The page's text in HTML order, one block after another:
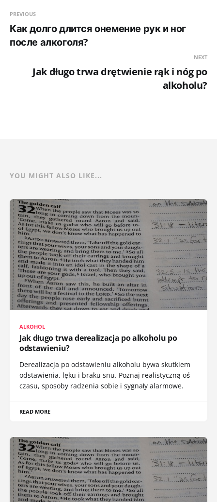
PREVIOUS
Как долго длится онемение рук и ног
после алкоголя?
NEXT
Jak długo trwa drętwienie rąk i nóg po
alkoholu?
YOU MIGHT ALSO LIKE...
ALKOHOL
Jak długo trwa derealizacja po alkoholu po
odstawieniu?
Derealizacja po odstawieniu alkoholu bywa skutkiem
odstawienia, lęku i braku snu. Poznaj realistyczną oś
czasu, sposoby radzenia sobie i sygnały alarmowe.
READ MORE